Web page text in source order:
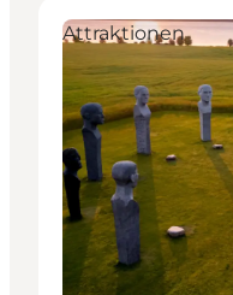
Attraktionen